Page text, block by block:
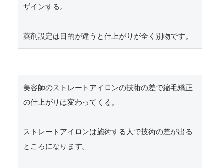
ザインする。
美容師のストレートアイロンの技術の差で縮毛矯正
の仕上がりは変わってくる。
ストレートアイロンは施術する人で技術の差が出る
ところになります。